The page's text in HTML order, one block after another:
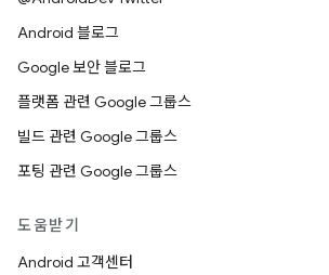
Android 블로그
Google 보안 블로그
플랫폼 관련 Google 그룹스
빌드 관련 Google 그룹스
포팅 관련 Google 그룹스
도움받기
Android 고객센터